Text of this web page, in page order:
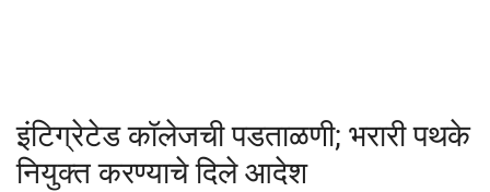
गॅलरी
इंटिग्रेटेड कॉलेजची पडताळणी; भरारी पथके
नियुक्त करण्याचे दिले आदेश